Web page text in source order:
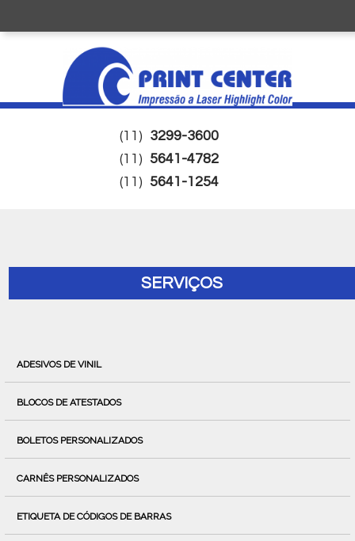
(11) 3299-3600
(11) 5641-4782
(11) 5641-1254
SERVIÇOS
ADESIVOS DE VINIL
BLOCOS DE ATESTADOS
BOLETOS PERSONALIZADOS
CARNÊS PERSONALIZADOS
ETIQUETA DE CÓDIGOS DE BARRAS